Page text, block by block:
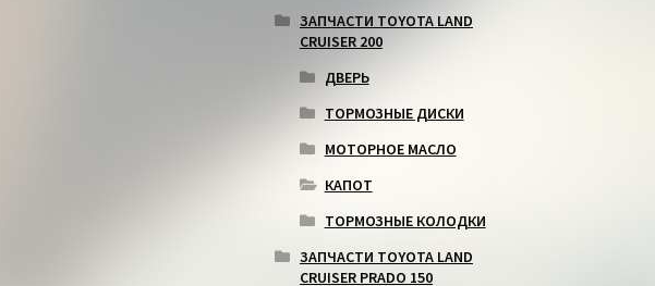
ЗАПЧАСТИ TOYOTA LAND
CRUISER 200
ДВЕРЬ
ТОРМОЗНЫЕ ДИСКИ
МОТОРНОЕ МАСЛО
КАПОТ
ТОРМОЗНЫЕ КОЛОДКИ
ЗАПЧАСТИ TOYOTA LAND
CRUISER PRADO 150